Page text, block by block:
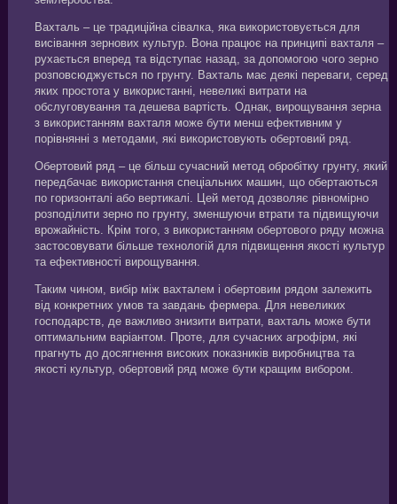
Вахталь – це традиційна сівалка, яка використовується для
висівання зернових культур. Вона працює на принципі вахталя –
рухається вперед та відступає назад, за допомогою чого зерно
розповсюджується по грунту. Вахталь має деякі переваги, серед
яких простота у використанні, невеликі витрати на
обслуговування та дешева вартість. Однак, вирощування зерна
з використанням вахталя може бути менш ефективним у
порівнянні з методами, які використовують обертовий ряд.
Обертовий ряд – це більш сучасний метод обробітку грунту, який
передбачає використання спеціальних машин, що обертаються
по горизонталі або вертикалі. Цей метод дозволяє рівномірно
розподілити зерно по грунту, зменшуючи втрати та підвищуючи
врожайність. Крім того, з використанням обертового ряду можна
застосовувати більше технологій для підвищення якості культур
та ефективності вирощування.
Таким чином, вибір між вахталем і обертовим рядом залежить
від конкретних умов та завдань фермера. Для невеликих
господарств, де важливо знизити витрати, вахталь може бути
оптимальним варіантом. Проте, для сучасних агрофірм, які
прагнуть до досягнення високих показників виробництва та
якості культур, обертовий ряд може бути кращим вибором.